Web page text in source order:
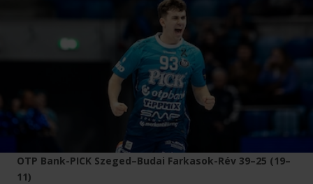
OTP Bank-PICK Szeged–Budai Farkasok-Rév 39–25 (19–
11)